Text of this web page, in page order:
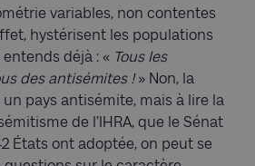
variables, non contentes
hystérisent les populations
entends déjà : « Tous les
des antisémites !» Non, la
un pays antisémite, mais à lire la
de l’IHRA, que le Sénat
États ont adoptée, on peut se